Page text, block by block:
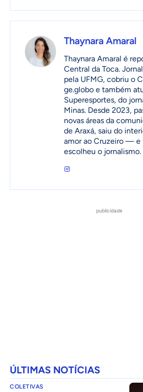
Thaynara Amaral
Thaynara Amaral é
Central da Toca.
pela UFMG, cobriu o
ge.globo e também
Superesportes, do
Minas. Desde 2023,
novas áreas da
de Araxá, saiu do
amor ao Cruzeiro — e
escolheu o jornalismo.
publicidade
ÚLTIMAS NOTÍCIAS
COLETIVAS